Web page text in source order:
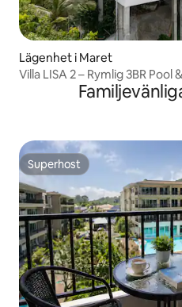
Lägenhet i Maret
Villa LISA 2 – Rymlig 3BR Pool
Superhost
Superhost